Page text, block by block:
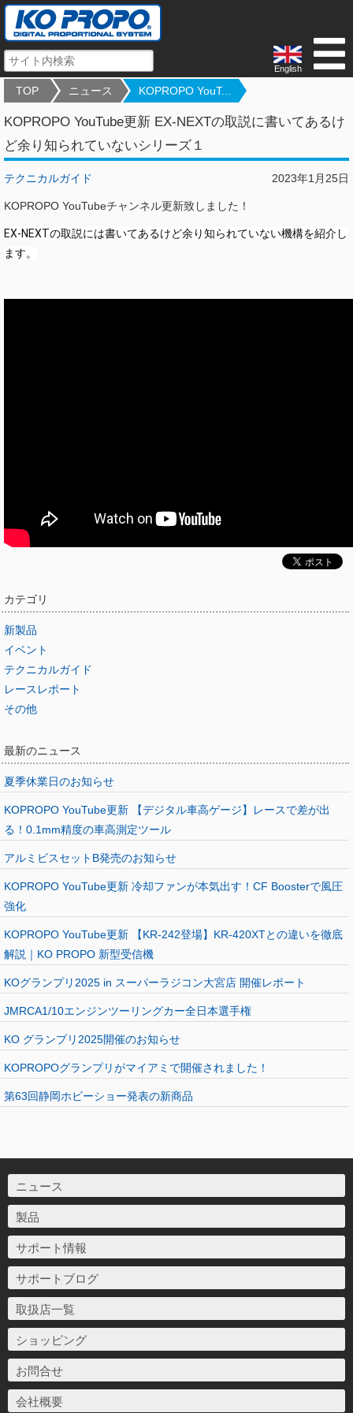
English
TOP ニュース KOPROPO YouT...
KOPROPO YouTube更新 EX-NEXTの取説に書いてあるけ
ど余り知られていないシリーズ１
2023年1月25日
テクニカルガイド
KOPROPO YouTubeチャンネル更新致しました！
EX-NEXTの取説には書いてあるけど余り知られていない機構を紹介し
ます。
カテゴリ
新製品
イベント
テクニカルガイド
レースレポート
その他
最新のニュース
夏季休業日のお知らせ
KOPROPO YouTube更新 【デジタル車高ゲージ】レースで差が出
る！0.1mm精度の車高測定ツール
アルミビスセットB発売のお知らせ
KOPROPO YouTube更新 冷却ファンが本気出す！CF Boosterで風圧
強化
KOPROPO YouTube更新 【KR-242登場】KR-420XTとの違いを徹底
解説｜KO PROPO 新型受信機
KOグランプリ2025 in スーパーラジコン大宮店 開催レポート
JMRCA1/10エンジンツーリングカー全日本選手権
KO グランプリ2025開催のお知らせ
KOPROPOグランプリがマイアミで開催されました！
第63回静岡ホビーショー発表の新商品
ニュース
製品
サポート情報
サポートブログ
取扱店一覧
ショッピング
お問合せ
会社概要